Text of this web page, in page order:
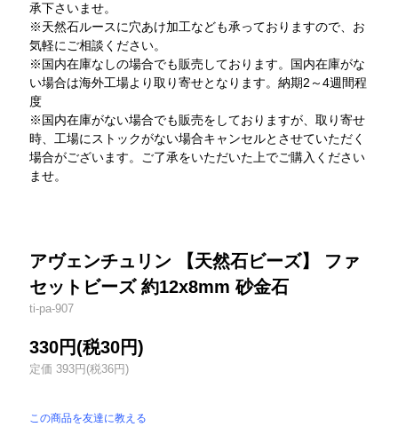
承下さいませ。
※天然石ルースに穴あけ加工なども承っておりますので、お
気軽にご相談ください。
※国内在庫なしの場合でも販売しております。国内在庫がな
い場合は海外工場より取り寄せとなります。納期2～4週間程
度
※国内在庫がない場合でも販売をしておりますが、取り寄せ
時、工場にストックがない場合キャンセルとさせていただく
場合がございます。ご了承をいただいた上でご購入ください
ませ。
アヴェンチュリン 【天然石ビーズ】 ファ
セットビーズ 約12x8mm 砂金石
ti-pa-907
330円(税30円)
定価 393円(税36円)
この商品を友達に教える